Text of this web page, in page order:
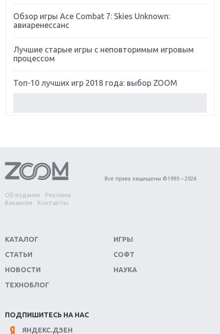
Обзор игры Ace Combat 7: Skies Unknown:
авиаренессанс
Лучшие старые игры с неповторимым игровым
процессом
Топ-10 лучших игр 2018 года: выбор ZOOM
Обзор игры Forza Horizon 4: вершина эволюции
Две важных новинки для консолей: Spider-Man и
Divinity Original Sin 2
Switch
Обзор игры The Crew 2: покорение Америки
Важнейшие анонсы E3 2018
Крупнейшие релизы мая: Nintendo, Microsoft и
Об издании
Реклама
Вакансии
Контакты
Все права защищены ©1995 – 2026
КАТАЛОГ
СТАТЬИ
НОВОСТИ
ТЕХНОБЛОГ
ИГРЫ
СОФТ
НАУКА
ПОДПИШИТЕСЬ НА НАС
ЯНДЕКС.ДЗЕН